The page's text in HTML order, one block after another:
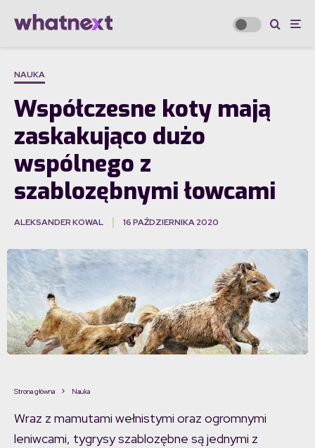
NAUKA
Współczesne koty mają
zaskakująco dużo
wspólnego z
szablozębnymi łowcami
ALEKSANDER KOWAL 16 PAŹDZIERNIKA 2020
Strona główna Nauka
Wraz z mamutami wełnistymi oraz ogromnymi
leniwcami, tygrysy szablozębne są jednymi z